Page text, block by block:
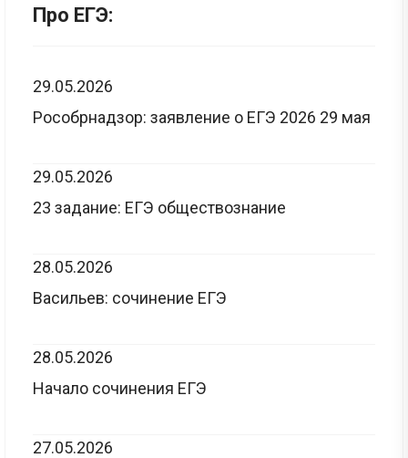
Про ЕГЭ:
29.05.2026
Рособрнадзор: заявление о ЕГЭ 2026 29 мая
29.05.2026
23 задание: ЕГЭ обществознание
28.05.2026
Васильев: сочинение ЕГЭ
28.05.2026
Начало сочинения ЕГЭ
27.05.2026